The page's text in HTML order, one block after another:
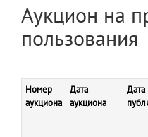
Аукцион на
пользования
Номер
аукциона
Дата
аукциона
Дата